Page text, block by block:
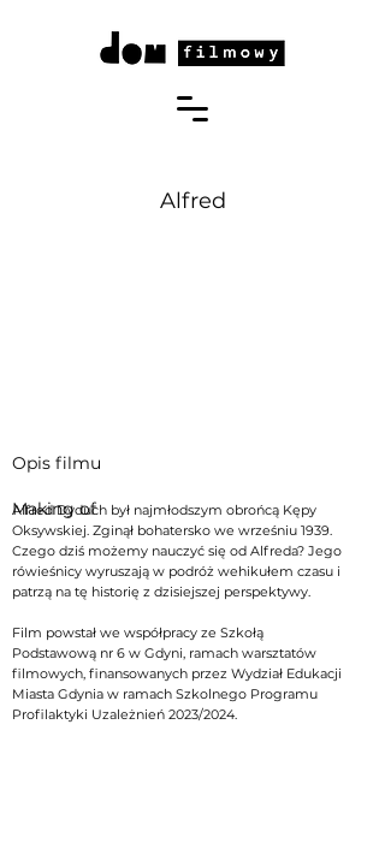
Alfred
Opis filmu
Making of
Alfred Dyduch był najmłodszym obrońcą Kępy
Oksywskiej. Zginął bohatersko we wrześniu 1939.
Czego dziś możemy nauczyć się od Alfreda? Jego
rówieśnicy wyruszają w podróż wehikułem czasu i
patrzą na tę historię z dzisiejszej perspektywy.
Film powstał we współpracy ze Szkołą
Podstawową nr 6 w Gdyni, ramach warsztatów
filmowych, finansowanych przez Wydział Edukacji
Miasta Gdynia w ramach Szkolnego Programu
Profilaktyki Uzależnień 2023/2024.